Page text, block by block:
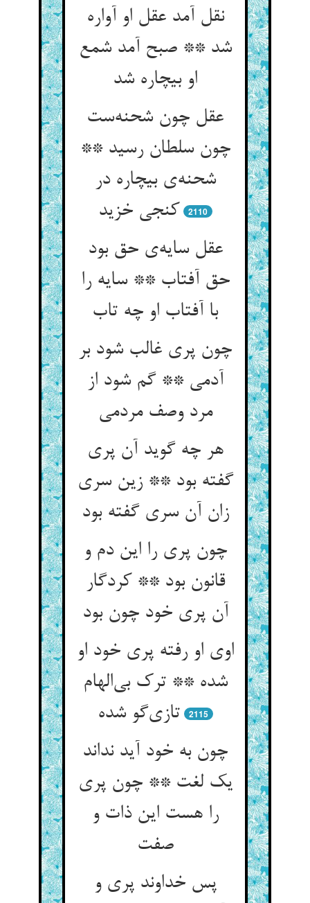
نقل آمد عقل او آواره
شد ** صبح آمد شمع
او بیچاره شد
عقل چون شحنه‌ست
چون سلطان رسید **
شحنه‌ی بیچاره در
کنجی خزید
2110
عقل سایه‌ی حق بود
حق آفتاب ** سایه را
با آفتاب او چه تاب
چون پری غالب شود بر
آدمی ** گم شود از
مرد وصف مردمی
هر چه گوید آن پری
گفته بود ** زین سری
زان آن سری گفته بود
چون پری را این دم و
قانون بود ** کردگار
آن پری خود چون بود
اوی او رفته پری خود او
شده ** ترک بی‌الهام
تازی‌گو شده
2115
چون به خود آید نداند
یک لغت ** چون پری
را هست این ذات و
صفت
پس خداوند پری و